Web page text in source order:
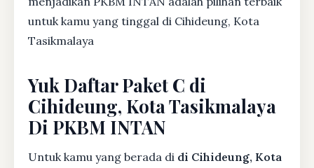
untuk kamu yang tinggal di Cihideung, Kota
Tasikmalaya
Yuk Daftar Paket C di
Cihideung, Kota Tasikmalaya
Di PKBM INTAN
Untuk kamu yang berada di di Cihideung, Kota